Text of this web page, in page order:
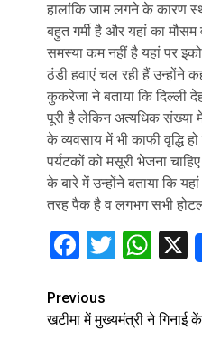
हालांकि जाम लगने के कारण
बहुत गर्मी है और यहां का
समस्या कम नहीं है यहां पर
ठंडी हवाएं चल रही हैं उन्होंने
कुकरेजा ने बताया कि दिल्ली
पूरी है लेकिन अत्यधिक संख्या
के व्यवसाय में भी काफी वृद्धि
पर्यटकों को मसूरी भेजना
के बारे में उन्होंने बताया कि
तरह पैक है व लगभग सभी
Facebook
TwitterX
Continue
Reading
Previous
खटीमा में मुख्यमंत्री ने गिनाई